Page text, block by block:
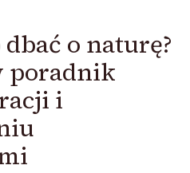
o naturę?
poradnik
i